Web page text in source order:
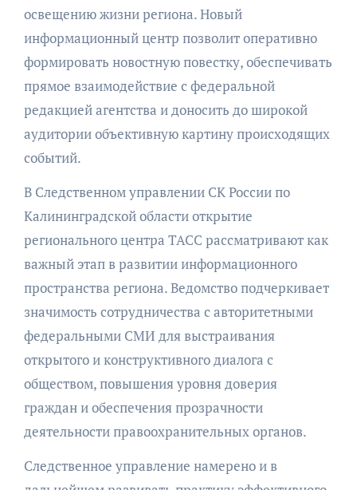
освещению жизни региона. Новый
информационный центр позволит оперативно
формировать новостную повестку, обеспечивать
прямое взаимодействие с федеральной
редакцией агентства и доносить до широкой
аудитории объективную картину происходящих
событий.
В Следственном управлении СК России по
Калининградской области открытие
регионального центра ТАСС рассматривают как
важный этап в развитии информационного
пространства региона. Ведомство подчеркивает
значимость сотрудничества с авторитетными
федеральными СМИ для выстраивания
открытого и конструктивного диалога с
обществом, повышения уровня доверия
граждан и обеспечения прозрачности
деятельности правоохранительных органов.
Следственное управление намерено и в